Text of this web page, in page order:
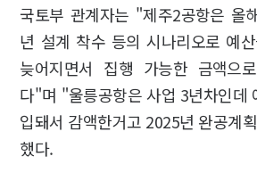
국토부 관계자는 "제주2공항은 올
년 설계 착수 등의 시나리오로 예
늦어지면서 집행 가능한 금액으
다"며 "울릉공항은 사업 3년차인데
입돼서 감액한거고 2025년 완공계
했다.